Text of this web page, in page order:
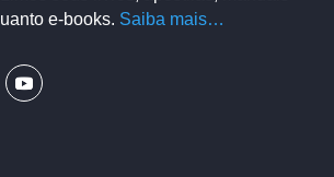
e-books. Saiba mais…